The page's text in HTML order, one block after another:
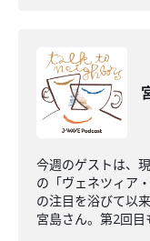
今週のゲストは、
の「ヴェネツィア
の注目を浴びて以
宮島さん。第2回